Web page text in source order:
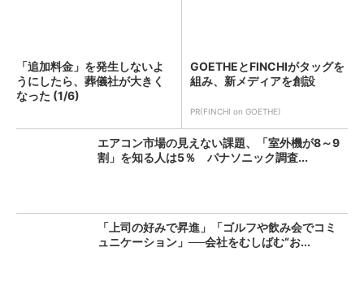
「追加料金」を発生しないよ
うにしたら、葬儀社が大きく
なった (1/6)
GOETHEとFINCHIがタッグを
組み、新メディアを創設
PR(FINCHI on GOETHE)
エアコン市場の見えない課題、「室外機が8～9
割」を知る人は5％ パナソニック調査...
「上司の好みで昇進」「ゴルフや飲み会でコミ
ュニケーション」──会社をむしばむ“お...